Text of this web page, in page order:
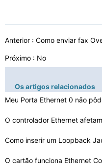
Anterior : Como enviar fax
Próximo : No
Os artigos relacionados
Meu Porta Ethernet 0 não
O controlador Ethernet
Como inserir um Loopback
O cartão funciona Ethernet